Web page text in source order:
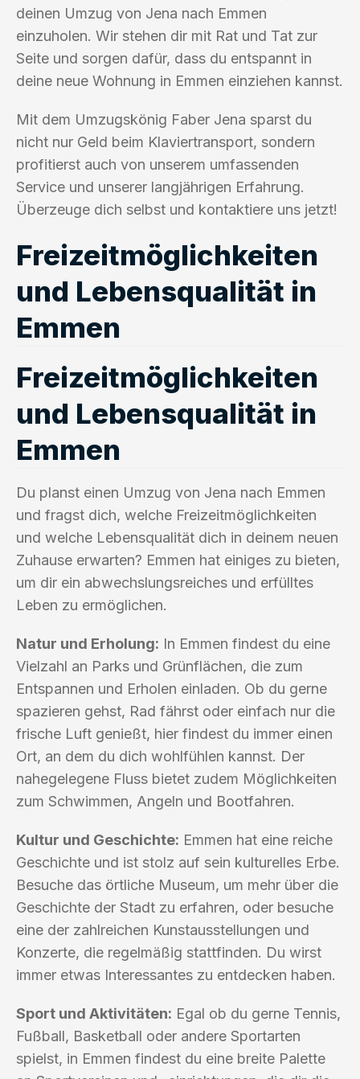
deinen Umzug von Jena nach Emmen
einzuholen. Wir stehen dir mit Rat und Tat zur
Seite und sorgen dafür, dass du entspannt in
deine neue Wohnung in Emmen einziehen kannst.
Mit dem Umzugskönig Faber Jena sparst du
nicht nur Geld beim Klaviertransport, sondern
profitierst auch von unserem umfassenden
Service und unserer langjährigen Erfahrung.
Überzeuge dich selbst und kontaktiere uns jetzt!
Freizeitmöglichkeiten
und Lebensqualität in
Emmen
Freizeitmöglichkeiten
und Lebensqualität in
Emmen
Du planst einen Umzug von Jena nach Emmen
und fragst dich, welche Freizeitmöglichkeiten
und welche Lebensqualität dich in deinem neuen
Zuhause erwarten? Emmen hat einiges zu bieten,
um dir ein abwechslungsreiches und erfülltes
Leben zu ermöglichen.
Natur und Erholung: In Emmen findest du eine
Vielzahl an Parks und Grünflächen, die zum
Entspannen und Erholen einladen. Ob du gerne
spazieren gehst, Rad fährst oder einfach nur die
frische Luft genießt, hier findest du immer einen
Ort, an dem du dich wohlfühlen kannst. Der
nahegelegene Fluss bietet zudem Möglichkeiten
zum Schwimmen, Angeln und Bootfahren.
Kultur und Geschichte: Emmen hat eine reiche
Geschichte und ist stolz auf sein kulturelles Erbe.
Besuche das örtliche Museum, um mehr über die
Geschichte der Stadt zu erfahren, oder besuche
eine der zahlreichen Kunstausstellungen und
Konzerte, die regelmäßig stattfinden. Du wirst
immer etwas Interessantes zu entdecken haben.
Sport und Aktivitäten: Egal ob du gerne Tennis,
Fußball, Basketball oder andere Sportarten
spielst, in Emmen findest du eine breite Palette